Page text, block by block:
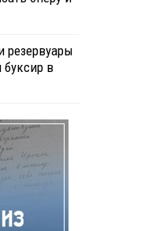
резервуары
в